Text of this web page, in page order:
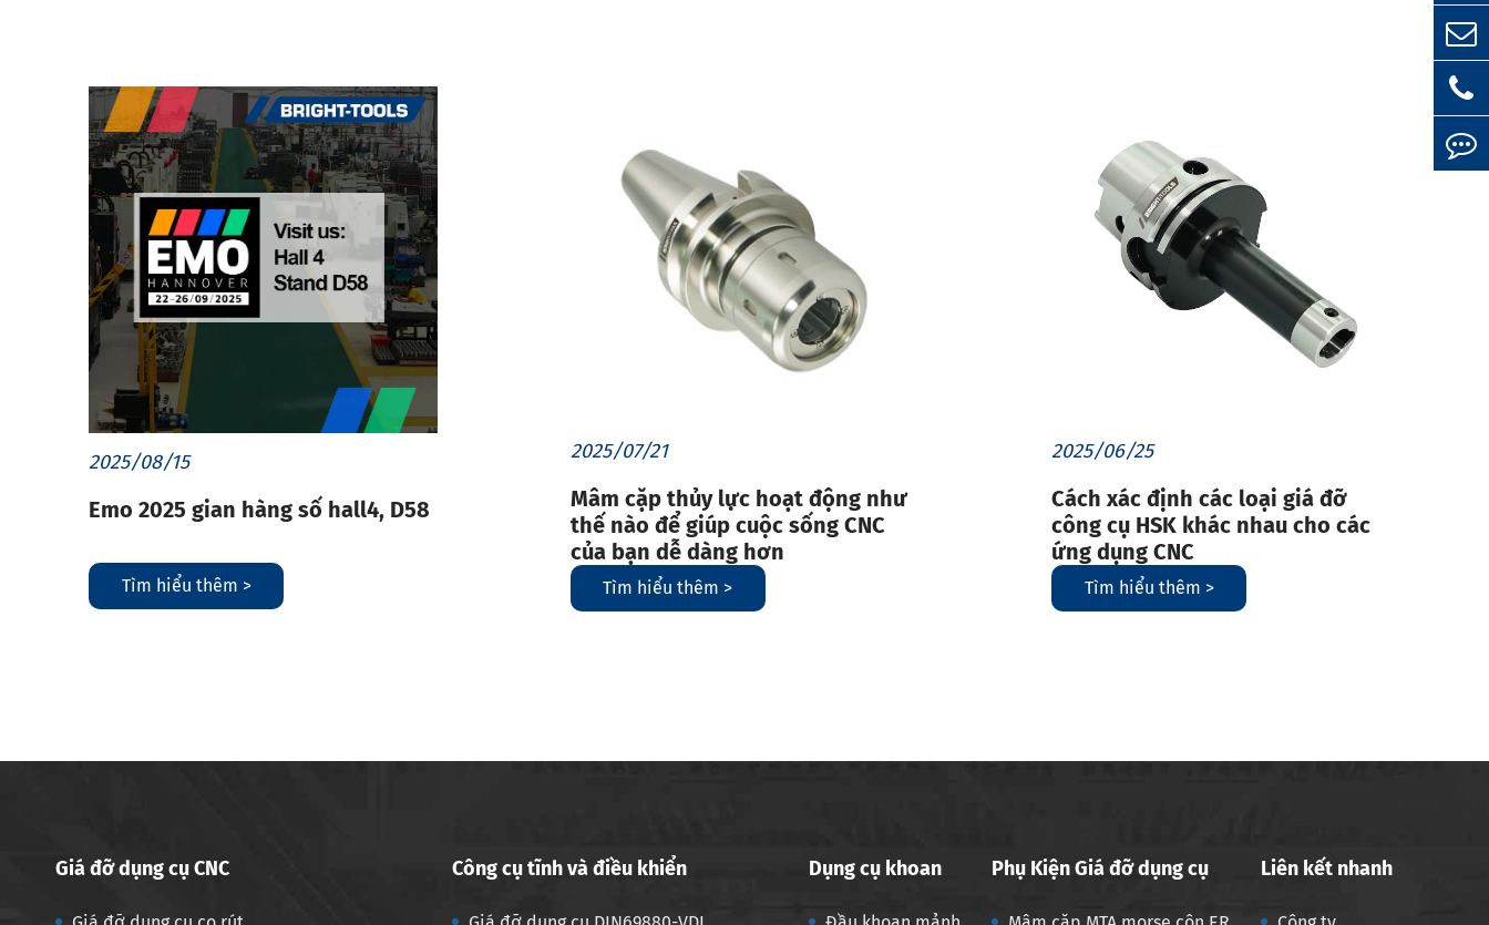
2025/08/15
Emo 2025 gian hàng số hall4, D58
Tìm hiểu thêm >
2025/07/21
Mâm cặp thủy lực hoạt động như
thế nào để giúp cuộc sống CNC
của bạn dễ dàng hơn
Tìm hiểu thêm >
2025/06/25
Cách xác định các loại giá đỡ
công cụ HSK khác nhau cho các
ứng dụng CNC
Tìm hiểu thêm >
Giá đỡ dụng cụ CNC Công cụ tĩnh và điều khiển Dụng cụ khoan Phụ Kiện Giá đỡ dụng cụ Liên kết nhanh